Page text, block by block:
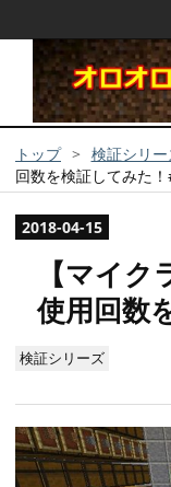
トップ > 検証シリー
回数を検証してみた
2018-04-15
【マイ
使用回数
検証シリーズ